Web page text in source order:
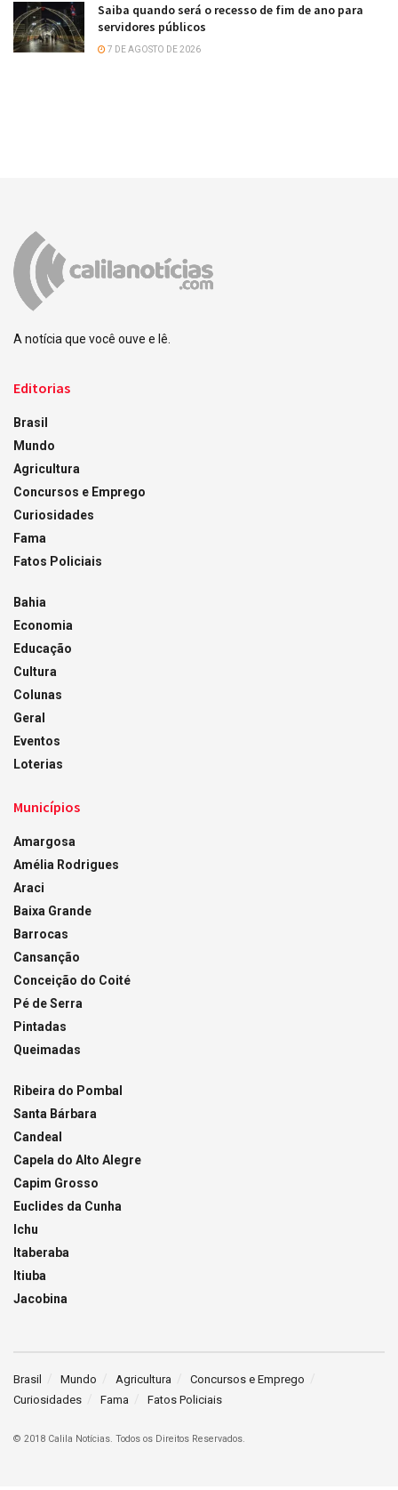
Saiba quando será o recesso de fim de ano para
servidores públicos
7 DE AGOSTO DE 2026
A notícia que você ouve e lê.
Editorias
Brasil
Mundo
Agricultura
Concursos e Emprego
Curiosidades
Fama
Fatos Policiais
Bahia
Economia
Educação
Cultura
Colunas
Geral
Eventos
Loterias
Municípios
Amargosa
Amélia Rodrigues
Araci
Baixa Grande
Barrocas
Cansanção
Conceição do Coité
Pé de Serra
Pintadas
Queimadas
Ribeira do Pombal
Santa Bárbara
Candeal
Capela do Alto Alegre
Capim Grosso
Euclides da Cunha
Ichu
Itaberaba
Itiuba
Jacobina
Brasil Mundo Agricultura
Concursos e Emprego
Curiosidades
Fama Fatos Policiais
© 2018 Calila Notícias. Todos os Direitos Reservados.